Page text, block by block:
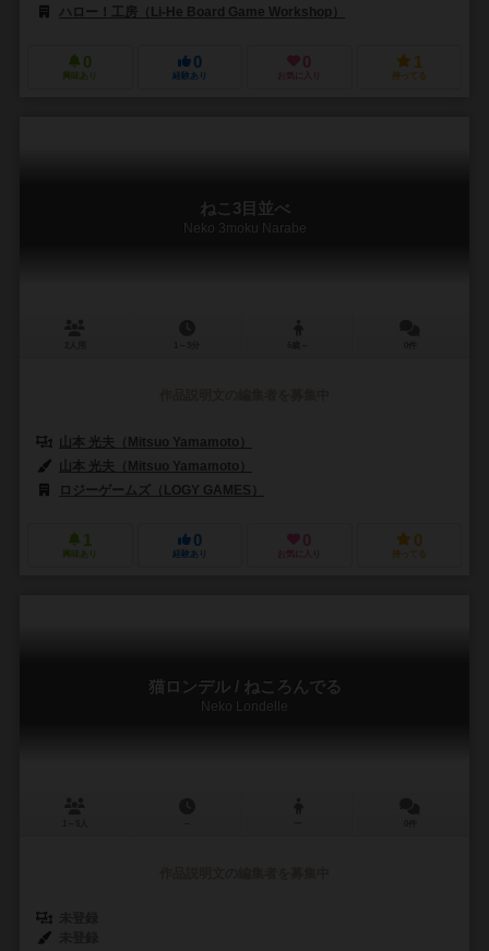
ハロー！工房（Li-He Board Game Workshop）
0
興味あり
0
経験あり
0
お気に入り
1
持ってる
ねこ3目並べ
Neko 3moku Narabe
山本 光夫（Mitsuo Yamamoto）
山本 光夫（Mitsuo Yamamoto）
ロジーゲームズ（LOGY GAMES）
1
興味あり
0
経験あり
0
お気に入り
0
持ってる
猫ロンデル / ねころんでる
Neko Londelle